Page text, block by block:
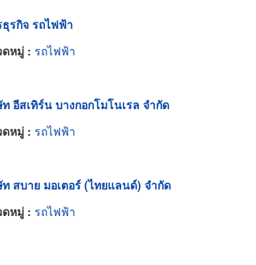
รกิจ รถไฟฟ้า
หมู่ : รถไฟฟ้า
อีสเทิร์น บางกอกโมโนเรล จํากัด
หมู่ : รถไฟฟ้า
สบาย มอเตอร์ (ไทยแลนด์) จำกัด
หมู่ : รถไฟฟ้า